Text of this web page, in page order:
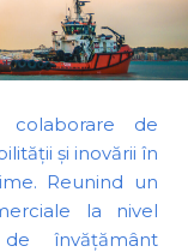
de
și inovării în
Reunind un
la nivel
învățământ